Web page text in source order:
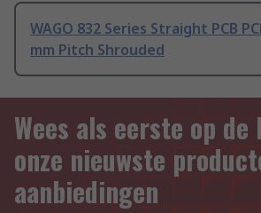
WAGO 832 Series Straight PCB
mm Pitch Shrouded
Wees als eerste op de
onze nieuwste
aanbiedingen